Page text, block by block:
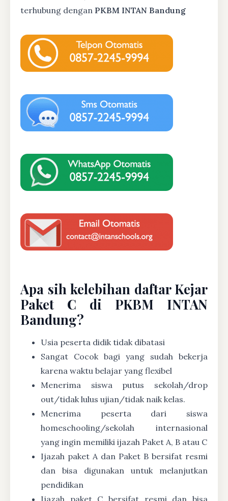
terhubung dengan PKBM INTAN Bandung
Apa sih kelebihan daftar Kejar
Paket C di PKBM INTAN
Bandung?
Usia peserta didik tidak dibatasi
Sangat Cocok bagi yang sudah bekerja
karena waktu belajar yang flexibel
Menerima siswa putus sekolah/drop
out/tidak lulus ujian/tidak naik kelas.
Menerima peserta dari siswa
homeschooling/sekolah internasional
yang ingin memiliki ijazah Paket A, B atau C
Ijazah paket A dan Paket B bersifat resmi
dan bisa digunakan untuk melanjutkan
pendidikan
Ijazah paket C bersifat resmi dan bisa